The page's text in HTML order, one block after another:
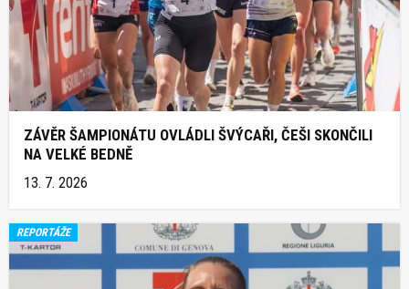
ZÁVĚR ŠAMPIONÁTU OVLÁDLI ŠVÝCAŘI, ČEŠI SKONČILI
NA VELKÉ BEDNĚ
13. 7. 2026
REPORTÁŽE